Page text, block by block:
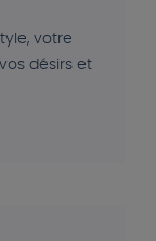
votre
désirs et